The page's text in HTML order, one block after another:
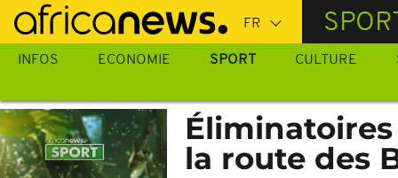
Passer
au
contenu
INFOS ECONOMIE SPORT CULTURE
Éliminatoires
la route des